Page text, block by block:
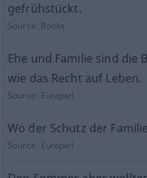
gefrühstückt.
Source: Books
Ehe und Familie sind die
wie das Recht auf Leben.
Source: Europarl
Wo der Schutz der
Source: Europarl